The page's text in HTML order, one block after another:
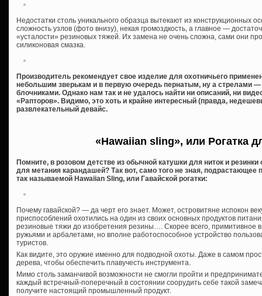
Недостатки столь уникального образца вытекают из конструкционных
сложность узлов (фото внизу), некая громоздкость, а главное —
«усталости» резиновых тяжей. Их замена не очень сложна, сами они
силиконовая смазка.
Производитель рекомендует свое изделие для охотничьего
небольшим зверькам и в первую очередь пернатым, ну а стрелами
блочниками. Однако нам так и не удалось найти ни описаний, ни
«Рапторов». Видимо, это хоть и крайне интересный (правда,
развлекательный девайс.
«Hawaiian sling», или Рогатка
Помните, в розовом детстве из обычной катушки для ниток и
для метания карандашей? Так вот, само того не зная, подрастающее
так называемой Hawaiian Sling, или Гавайской рогатки:
Почему гавайской? — да черт его знает. Может, островитяне испокон
приспособлений охотились на один из своих основных продуктов
резиновые тяжи до изобретения резины…. Скорее всего, примитивное
ружьями и арбалетами, но вполне работоспособное устройство
туристов.
Как видите, это оружие именно для подводной охоты. Даже в самом
дерева, чтобы обеспечить плавучесть инструмента.
Мимо столь заманчивой возможности не смогли пройти и
каждый встречный-поперечный в состоянии соорудить себе такой
получите настоящий промышленный продукт.